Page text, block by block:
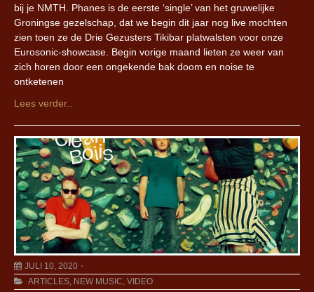
bij je NMTH. Phanes is de eerste ‘single’ van het gruwelijke
Groningse gezelschap, dat we begin dit jaar nog live mochten
zien toen ze de Drie Gezusters Tikibar platwalsten voor onze
Eurosonic-showcase. Begin vorige maand lieten ze weer van
zich horen door een ongekende bak doom en noise te
ontketenen
Lees verder..
JULI 10, 2020
ARTICLES, NEW MUSIC, VIDEO